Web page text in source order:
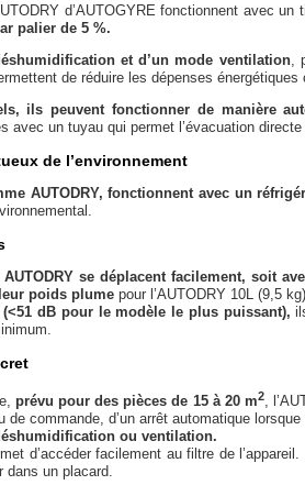
d’AUTOGYRE fonctionnent avec
palier de 5 %.
et d’un mode ventilation,
de réduire les dépenses énergétiques
ils peuvent fonctionner de manière
avec un tuyau qui permet l’évacuation
de l’environnement
AUTODRY, fonctionnent avec un
se déplacent facilement, soit
poids plume pour l’AUTODRY 10L (9,5
dB pour le modèle le plus puissant),
prévu pour des pièces de 15 à 20 m2,
de commande, d’un arrêt automatique
ou ventilation.
d’accéder facilement au filtre de
dans un placard.